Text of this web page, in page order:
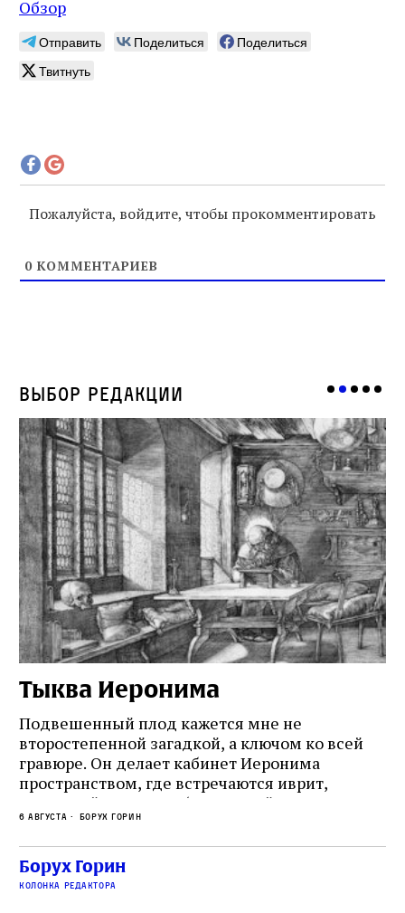
Обзор
Отправить Поделиться
Поделиться
Твитнуть
Пожалуйста, войдите, чтобы прокомментировать
0 КОММЕНТАРИЕВ
Выбор редакции
Тыква Иеронима
Подвешенный плод кажется мне не
второстепенной загадкой, а ключом ко всей
гравюре. Он делает кабинет Иеронима
пространством, где встречаются иврит,
греческий и латынь; буквальный смысл и
церковная традиция; филологическая
точность и понятность; переводчик,
убеждённый в необходимости исправления, и
читатель, воспринимающий исправление как
6 августа Борух Горин
Борух Горин
колонка редактора